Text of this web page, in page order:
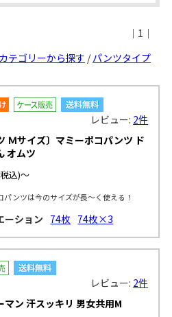
｜1｜
カテゴリーから探す /パンツタイプ
レビュー: 2件
Ｍサイズ〕マミーポコパンツ ド
オムツ
込)～
パンツは今のサイズが長～く使える！
ション 74枚 74枚×3
レビュー: 2件
マン 汗スッキリ 男女共用M